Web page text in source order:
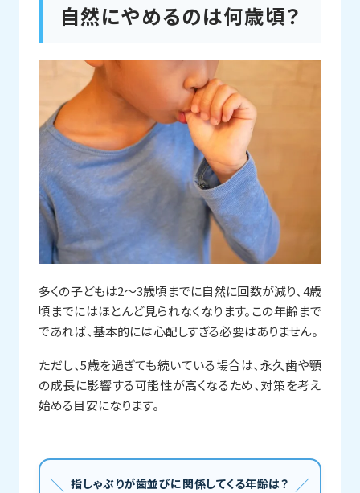
自然にやめるのは何歳頃？
多くの子どもは2〜3歳頃までに自然に回数が減り、4歳
頃までにはほとんど見られなくなります。この年齢まで
であれば、基本的には心配しすぎる必要はありません。
ただし、5歳を過ぎても続いている場合は、永久歯や顎
の成長に影響する可能性が高くなるため、対策を考え
始める目安になります。
指しゃぶりが歯並びに関係してくる年齢は？